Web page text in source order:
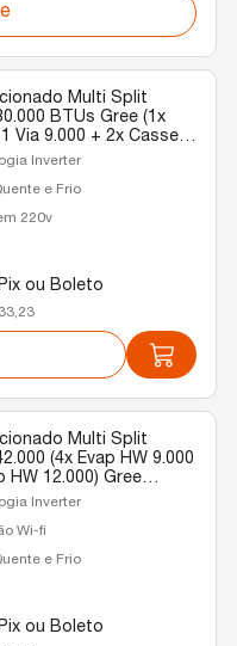
Multi Split
BTUs Gree (1x
Via 9.000 + 2x Cassete
Gree R-32 Quente e
Inverter
e Frio
220v
ou Boleto
Multi Split
(4x Evap HW 9.000
HW 12.000) Gree
R-32 220v
Inverter
Wi-fi
e Frio
ou Boleto